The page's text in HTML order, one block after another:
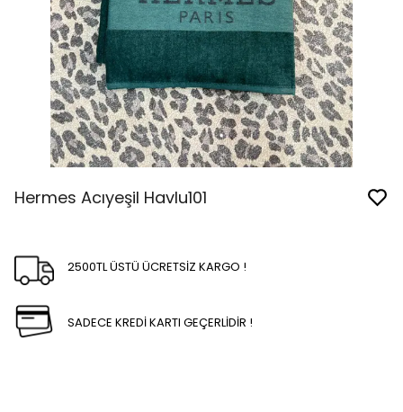
Hermes Acıyeşil Havlu101
2500TL ÜSTÜ ÜCRETSİZ KARGO !
SADECE KREDİ KARTI GEÇERLİDİR !